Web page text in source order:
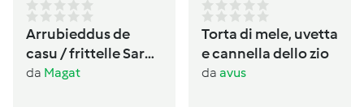
Arrubieddus de
casu / frittelle Sarde
al formaggio di
da Magat
Torta di mele, uvetta
e cannella dello zio
da avus